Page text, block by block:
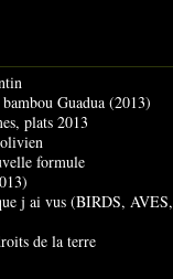
Guadua (2013)
plats 2013
formule
j ai vus (BIRDS, AVES,
de la terre